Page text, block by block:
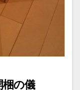
の儀